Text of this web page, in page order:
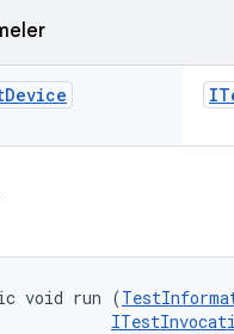
Device
void run (